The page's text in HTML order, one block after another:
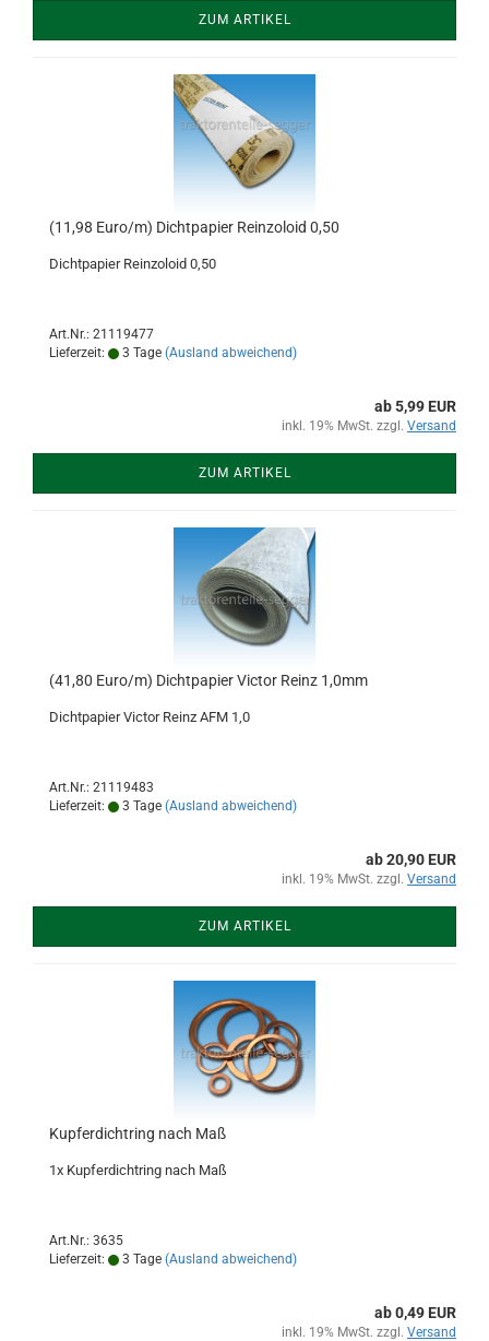
ZUM ARTIKEL
(11,98 Euro/m) Dichtpapier Reinzoloid 0,50
Dichtpapier Reinzoloid 0,50
Art.Nr.: 21119477
Lieferzeit:
3 Tage (Ausland abweichend)
ab 5,99 EUR
inkl. 19% MwSt. zzgl. Versand
ZUM ARTIKEL
(41,80 Euro/m) Dichtpapier Victor Reinz 1,0mm
Dichtpapier Victor Reinz AFM 1,0
Art.Nr.: 21119483
Lieferzeit:
3 Tage (Ausland abweichend)
ab 20,90 EUR
inkl. 19% MwSt. zzgl. Versand
ZUM ARTIKEL
Kupferdichtring nach Maß
1x Kupferdichtring nach Maß
Art.Nr.: 3635
Lieferzeit:
3 Tage (Ausland abweichend)
ab 0,49 EUR
inkl. 19% MwSt. zzgl. Versand